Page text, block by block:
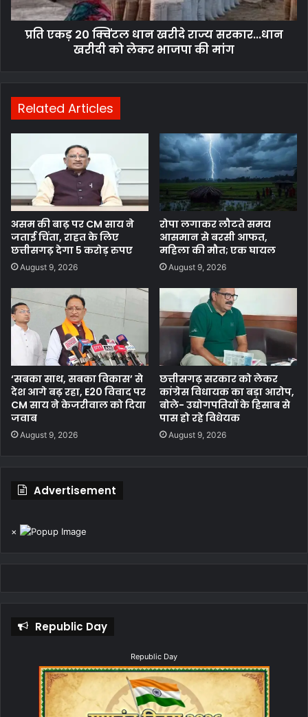
सरकार...धान
खरीदी
प्रति एकड़ 20 क्विंटल धान खरीदे राज्य सरकार...धान
खरीदी को लेकर भाजपा की मांग
Related Articles
असम की बाढ़ पर CM साय ने
जताई चिंता, राहत के लिए
छत्तीसगढ़ देगा 5 करोड़ रुपए
August 9, 2026
रोपा लगाकर लौटते समय
आसमान से बरसी आफत,
महिला की मौत; एक घायल
August 9, 2026
‘सबका साथ, सबका विकास’ से
देश आगे बढ़ रहा, E20 विवाद पर
CM साय ने केजरीवाल को दिया
जवाब
August 9, 2026
छत्तीसगढ़ सरकार को लेकर
कांग्रेस विधायक का बड़ा आरोप,
बोले- उद्योगपतियों के हिसाब से
पास हो रहे विधेयक
August 9, 2026
Advertisement
×
Republic Day
Republic Day